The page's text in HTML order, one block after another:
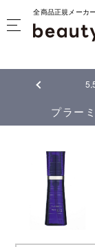
全商品正規メーカ
プラー